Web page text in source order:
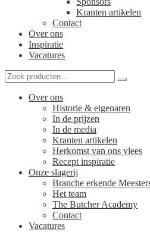
Kranten artikelen
Contact
Over ons
Inspiratie
Vacatures
Over ons
Historie & eigenaren
In de prijzen
In de media
Kranten artikelen
Herkomst van ons vlees
Recept inspiratie
Onze slagerij
Branche erkende
Het team
The Butcher Academy
Contact
Vacatures